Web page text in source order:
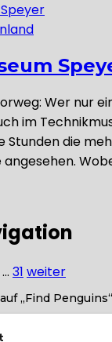
Wer nur
im
Stunden die
… 31 weiter
„Find Penguins“